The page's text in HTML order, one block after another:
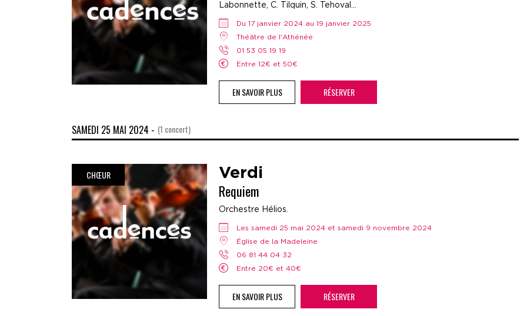
Labonnette, C. Tilquin, S. Tehoval…
Du 17 janvier 2024 au 19 janvier 2025
Théâtre de l'Athénée
01 53 05 19 19
Entre 12€ et 50€
EN SAVOIR PLUS RÉSERVER
SAMEDI 25 MAI 2024 - (1 concert)
CHŒUR Verdi
Requiem
Orchestre Hélios.
Les samedi 25 mai 2024 et samedi 9 novembre 2024
Église de la Madeleine
06 81 44 04 32
Entre 20€ et 40€
EN SAVOIR PLUS RÉSERVER